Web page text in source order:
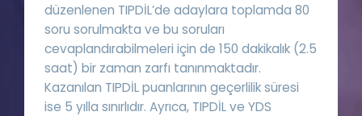
düzenlenen TIPDİL’de adaylara toplamda 80
soru sorulmakta ve bu soruları
cevaplandırabilmeleri için de 150 dakikalık (2.5
saat) bir zaman zarfı tanınmaktadır.
Kazanılan TIPDİL puanlarının geçerlilik süresi
ise 5 yılla sınırlıdır. Ayrıca, TIPDİL ve YDS